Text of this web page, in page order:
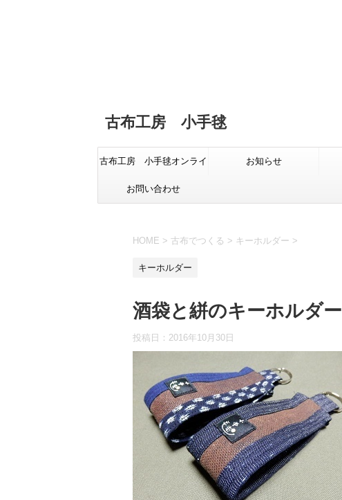
古布工房 小手毬
古布工房 小手毬オンライ
ンショップ
お知らせ
お問い合わせ
HOME > 古布でつくる > キーホルダー >
キーホルダー
酒袋と絣のキーホルダー
投稿日： 2016年10月30日